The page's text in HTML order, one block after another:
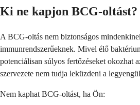
Ki ne kapjon BCG-oltást?
A BCG-oltás nem biztonságos
immunrendszerűeknek. Mivel élő
potenciálisan súlyos fertőzéseket okozhat
szervezete nem tudja leküzdeni a
Nem kaphat BCG-oltást, ha Ön: